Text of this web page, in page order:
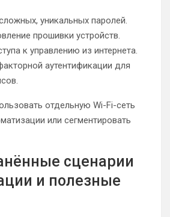
уникальных паролей.
прошивки устройств.
к управлению из интернета.
аутентификации для
отдельную Wi-Fi-сеть
или сегментировать
сценарии
и полезные